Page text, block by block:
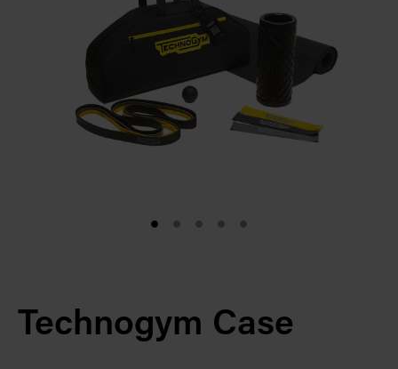
Technogym Case